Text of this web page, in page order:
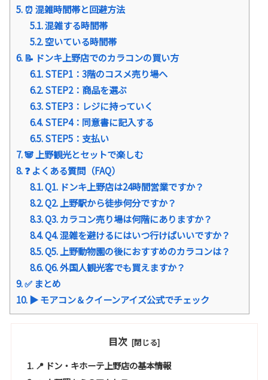
5.⏰ 混雑時間帯と回避方法
5.1.混雑する時間帯
5.2.空いている時間帯
6.📝 ドンキ上野店でのカラコンの買い方
6.1.STEP1：3階のコスメ売り場へ
6.2.STEP2：商品を選ぶ
6.3.STEP3：レジに持っていく
6.4.STEP4：同意書に記入する
6.5.STEP5：支払い
7.🐼 上野観光とセットで楽しむ
8.❓ よくある質問（FAQ）
8.1.Q1. ドンキ上野店は24時間営業ですか？
8.2.Q2. 上野駅から徒歩何分ですか？
8.3.Q3. カラコン売り場は何階にありますか？
8.4.Q4. 混雑を避けるにはいつ行けばいいですか？
8.5.Q5. 上野動物園の後におすすめのカラコンは？
8.6.Q6. 外国人観光客でも買えますか？
9.✅ まとめ
10.▶ モアコン＆クイーンアイズ公式でチェック
目次
📍 ドン・キホーテ上野店の基本情報